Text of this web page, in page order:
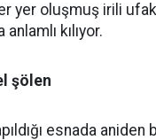
yer oluşmuş irili
kılıyor.
şölen
esnada aniden